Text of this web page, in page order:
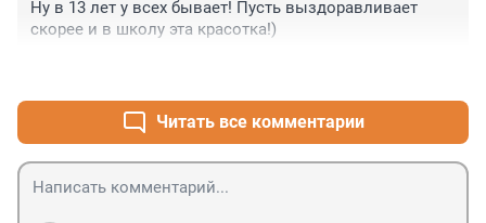
Ну в 13 лет у всех бывает! Пусть выздоравливает
скорее и в школу эта красотка!)
Читать все комментарии